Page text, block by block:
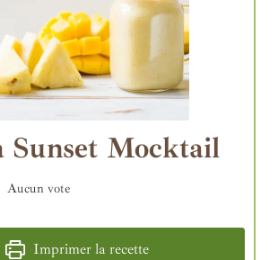
Sunset Mocktail
Aucun vote
Imprimer la recette